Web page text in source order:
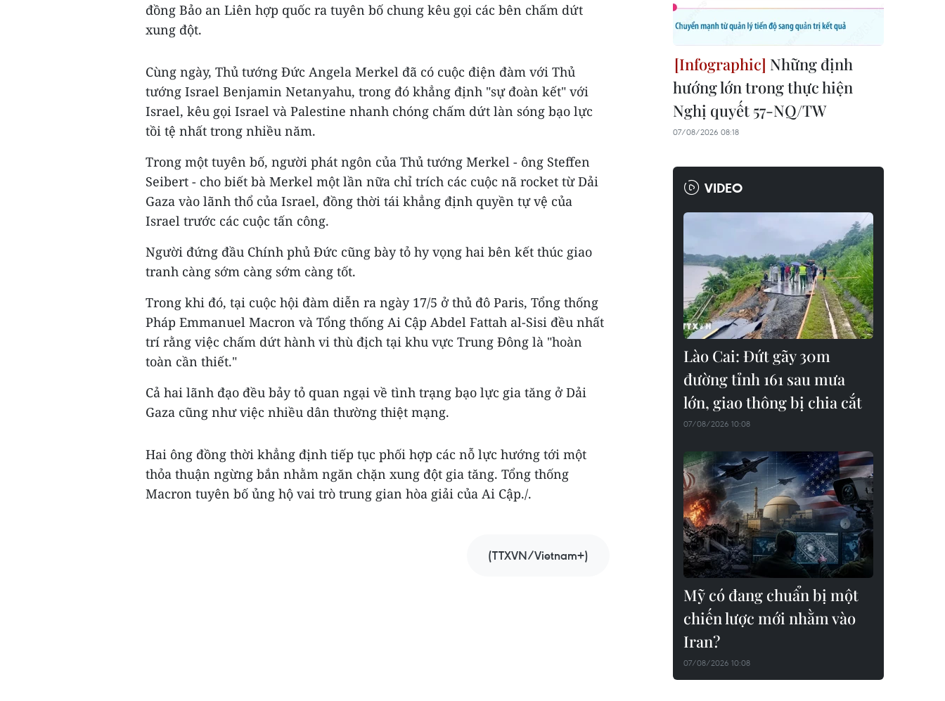
đồng Bảo an Liên hợp quốc ra tuyên bố chung kêu gọi các bên chấm dứt
xung đột.
Cùng ngày, Thủ tướng Đức Angela Merkel đã có cuộc điện đàm với Thủ
tướng Israel Benjamin Netanyahu, trong đó khẳng định "sự đoàn kết" với
Israel, kêu gọi Israel và Palestine nhanh chóng chấm dứt làn sóng bạo lực
tồi tệ nhất trong nhiều năm.
Trong một tuyên bố, người phát ngôn của Thủ tướng Merkel - ông Steffen
Seibert - cho biết bà Merkel một lần nữa chỉ trích các cuộc nã rocket từ Dải
Gaza vào lãnh thổ của Israel, đồng thời tái khẳng định quyền tự vệ của
Israel trước các cuộc tấn công.
Người đứng đầu Chính phủ Đức cũng bày tỏ hy vọng hai bên kết thúc giao
tranh càng sớm càng sớm càng tốt.
Trong khi đó, tại cuộc hội đàm diễn ra ngày 17/5 ở thủ đô Paris, Tổng thống
Pháp Emmanuel Macron và Tổng thống Ai Cập Abdel Fattah al-Sisi đều nhất
trí rằng việc chấm dứt hành vi thù địch tại khu vực Trung Đông là "hoàn
toàn cần thiết."
Cả hai lãnh đạo đều bảy tỏ quan ngại về tình trạng bạo lực gia tăng ở Dải
Gaza cũng như việc nhiều dân thường thiệt mạng.
Hai ông đồng thời khẳng định tiếp tục phối hợp các nỗ lực hướng tới một
thỏa thuận ngừng bắn nhằm ngăn chặn xung đột gia tăng. Tổng thống
Macron tuyên bố ủng hộ vai trò trung gian hòa giải của Ai Cập./.
(TTXVN/Vietnam+)
Những định
hướng lớn trong thực hiện
Nghị quyết 57-NQ/TW
07/08/2026 08:18
VIDEO
Lào Cai: Đứt gãy 30m
đường tỉnh 161 sau mưa
lớn, giao thông bị chia cắt
07/08/2026 10:08
Mỹ có đang chuẩn bị một
chiến lược mới nhằm vào
Iran?
07/08/2026 10:08